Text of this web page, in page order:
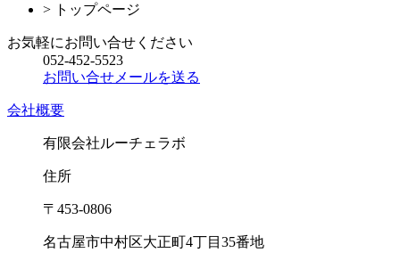
> トップページ
お気軽にお問い合せください
052-452-5523
お問い合せメールを送る
会社概要
有限会社ルーチェラボ
住所
〒453-0806
名古屋市中村区大正町4丁目35番地